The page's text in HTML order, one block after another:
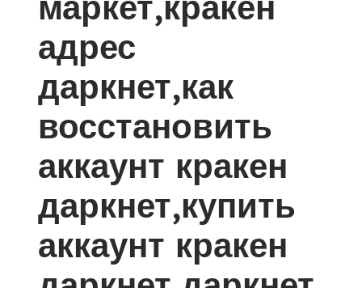
адрес
даркнет,как
восстановить
аккаунт кракен
даркнет,купить
аккаунт кракен